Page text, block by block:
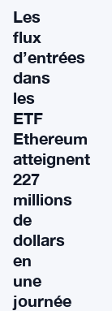
Les
flux
d’entrées
dans
les
ETF
Ethereum
atteignent
227
millions
de
dollars
en
une
journée